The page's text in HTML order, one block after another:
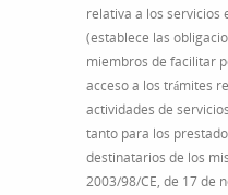
relativa a los servicios
(establece las
miembros de facilitar
acceso a los trámites
actividades de
tanto para los
destinatarios de los
2003/98/CE, de 17 de